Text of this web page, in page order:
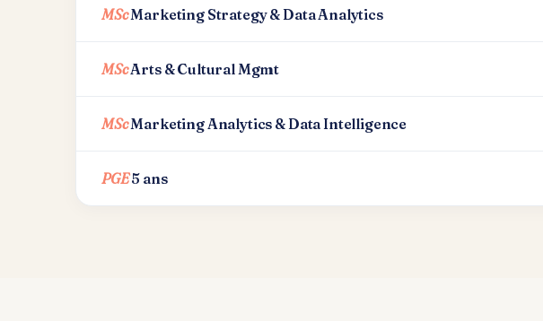
MScMarketing Strategy & Data Analytics
MScArts & Cultural Mgmt
MScMarketing Analytics & Data Intelligence
PGE5 ans